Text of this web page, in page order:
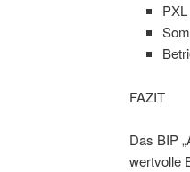
FAZIT
Das BIP
wertvolle